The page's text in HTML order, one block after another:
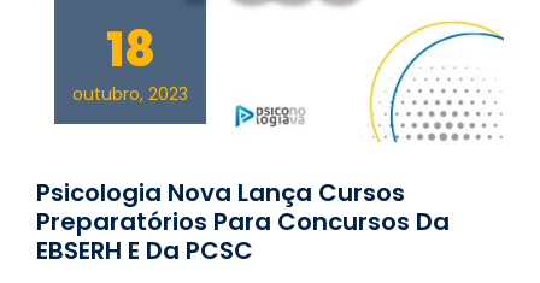
18
outubro, 2023
Psicologia Nova Lança Cursos
Preparatórios Para Concursos Da
EBSERH E Da PCSC